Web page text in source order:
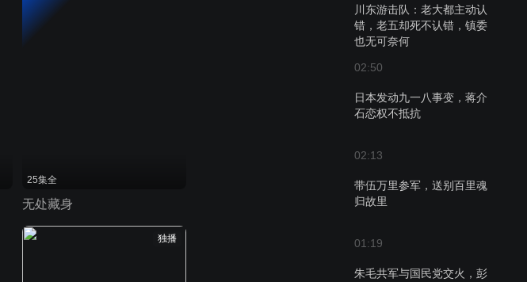
川东游击队：老大都主动认
错，老五却死不认错，镇委
也无可奈何
02:50
日本发动九一八事变，蒋介
石恋权不抵抗
02:13
带伍万里参军，送别百里魂
归故里
01:19
朱毛共军与国民党交火，彭
25集全
无处藏身
独播